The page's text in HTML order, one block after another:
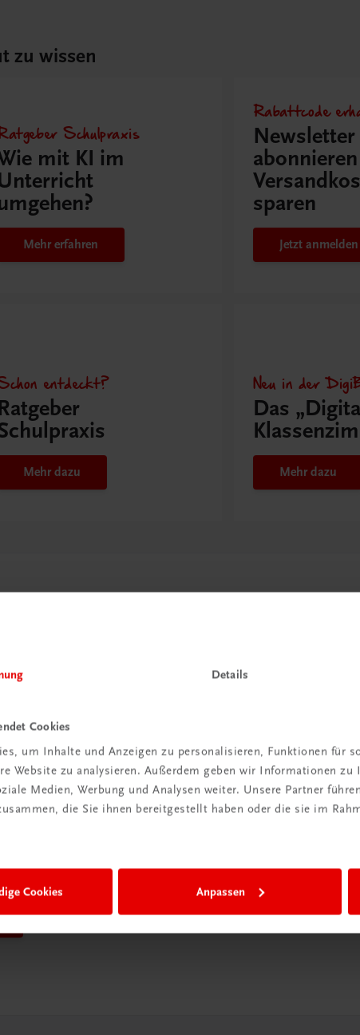
Details
Cookies
um Inhalte und Anzeigen zu personalisieren, Funktionen für
Website zu analysieren. Außerdem geben wir Informationen zu
Medien, Werbung und Analysen weiter. Unsere Partner
die Sie ihnen bereitgestellt haben oder die sie im
Cookies Anpassen
zu wissen
Schulpraxis
mit KI im
Mehr erfahren
Rabattcode
Newsletter
sparen
Jetzt anmelden
entdeckt?
Mehr dazu
Neu in der
Das
Mehr dazu
in der
DigiBox eine
Leben als